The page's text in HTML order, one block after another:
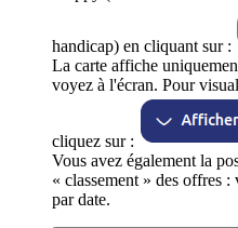
handicap) en cliquant sur :
La carte affiche
voyez à l'écran. Pour
cliquez sur :
Vous avez également la
« classement » des offres
par date.